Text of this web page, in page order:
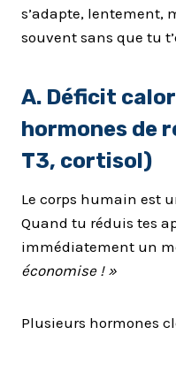
s’adapte, lentement,
souvent sans que tu
A. Déficit
hormones de
T3, cortisol)
Le corps humain est
Quand tu réduis tes
immédiatement un
économise ! »
Plusieurs hormones